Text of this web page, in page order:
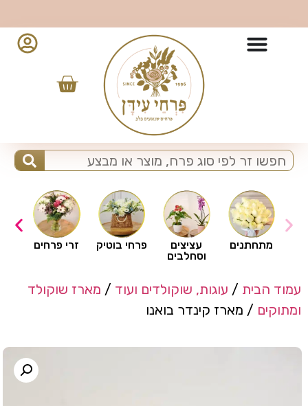
זרי פרחים פרחי בוטיק
עציצים
וסחלבים
מתחתנים
עמוד הבית / עוגות, שוקולדים ועוד / מארז שוקולד
ומתוקים / מארז קינדר בואנו